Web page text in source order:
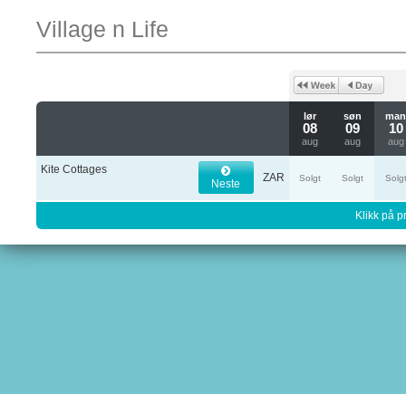
Village n Life
lør
08
aug
søn
09
aug
man
10
aug
Kite Cottages
Neste
ZAR Solgt Solgt Solgt
Klikk på